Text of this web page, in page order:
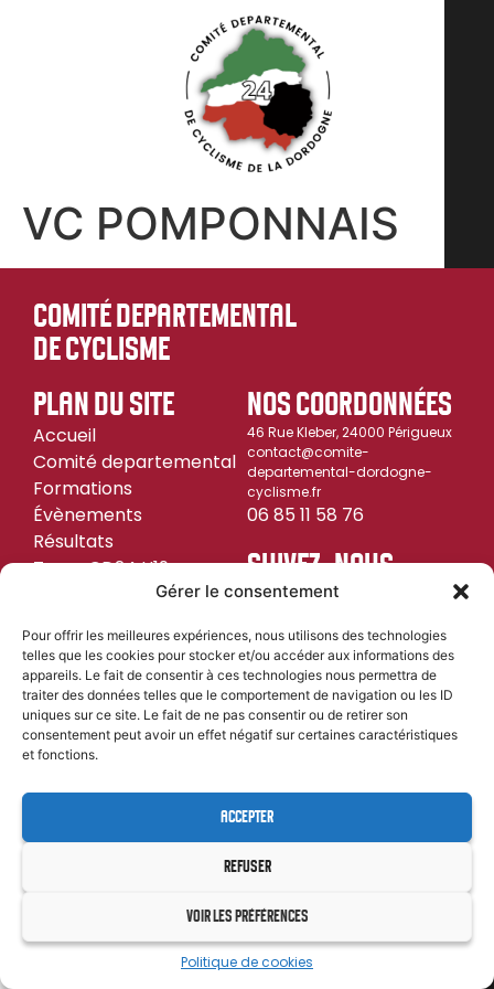
Gérer le consentement
Pour offrir les meilleures expériences, nous utilisons des technologies
telles que les cookies pour stocker et/ou accéder aux informations des
appareils. Le fait de consentir à ces technologies nous permettra de
traiter des données telles que le comportement de navigation ou les ID
uniques sur ce site. Le fait de ne pas consentir ou de retirer son
consentement peut avoir un effet négatif sur certaines caractéristiques
et fonctions.
ACCEPTER
REFUSER
VOIR LES PRÉFÉRENCES
Politique de cookies
VC POMPONNAIS
COMITÉ DEPARTEMENTAL
DE CYCLISME
PLAN DU SITE
Accueil
Comité departemental
Formations
Évènements
Résultats
Team CD24 U19
NOS COORDONNÉES
46 Rue Kleber, 24000 Périgueux
contact@comite-
departemental-dordogne-
cyclisme.fr
06 85 11 58 76
SUIVEZ-NOUS
MENTIONS LÉGALES| PROPULSÉ PARCYL&COM